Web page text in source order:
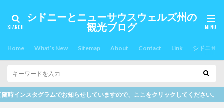
シドニーとニューサウスウェルズ州の
観光ブログ
Home What’s New Sitemap About Contact Link シドニー
ていますので、ここをクリックしてください。